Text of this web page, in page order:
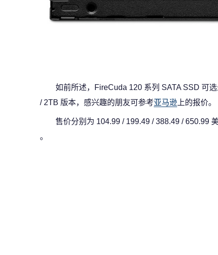
如前所述，FireCuda 120 系列 SATA SSD 可
/ 2TB 版本，感兴趣的朋友可参考亚马逊 上的报价。
售价分别为 104.99 / 199.49 / 388.49 / 650.99
。